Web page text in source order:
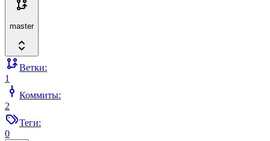
master
Ветки:
1
Коммиты:
2
Теги:
0